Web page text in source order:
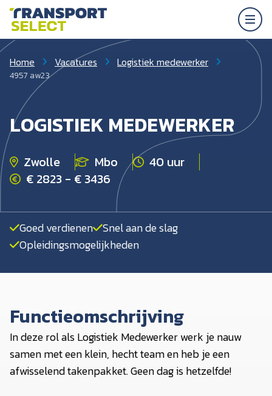
Home Vacatures Logistiek medewerker
4957 aw23
LOGISTIEK MEDEWERKER
Zwolle Mbo
40 uur
€ 2823 - € 3436
Goed verdienen Snel aan de slag
Opleidingsmogelijkheden
Functieomschrijving
In deze rol als Logistiek Medewerker werk je nauw
samen met een klein, hecht team en heb je een
afwisselend takenpakket. Geen dag is hetzelfde!